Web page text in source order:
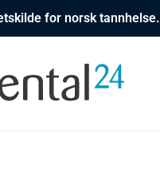
for norsk tannhelse.